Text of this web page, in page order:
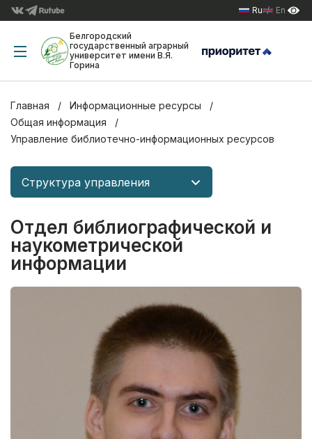
Ru En
Белгородский
государственный аграрный
университет имени В.Я.
Горина
Главная
Информационные ресурсы
Общая информация
Управление библиотечно-информационных ресурсов
Структура управления
Отдел библиографической и
наукометрической
информации